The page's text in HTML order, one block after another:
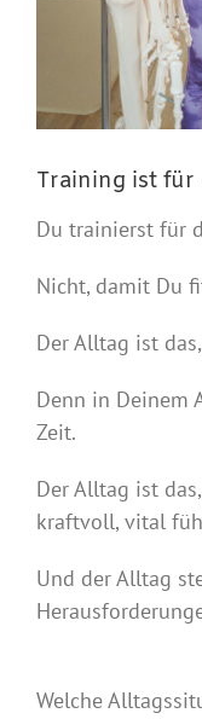
Training ist für
Du trainierst für
Nicht, damit Du
Der Alltag ist
Denn in Deinem
Zeit.
Der Alltag ist
kraftvoll, vital
Und der Alltag
Welche